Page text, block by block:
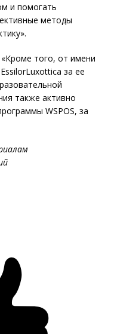
и помогать
методы
того, от имени
за ее
также активно
WSPOS, за